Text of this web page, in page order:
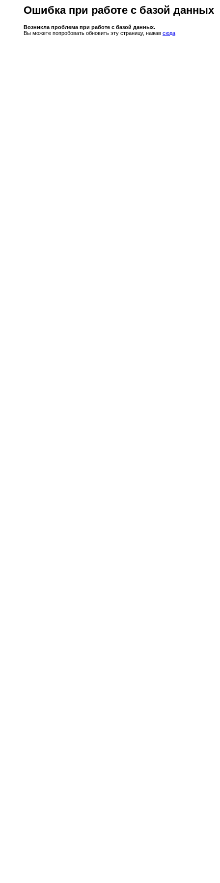
Ошибка при работе с базой данных
Возникла проблема при работе с базой данных.
Вы можете попробовать обновить эту страницу, нажав сюда